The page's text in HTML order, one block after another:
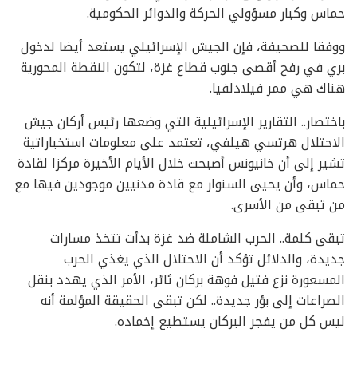
حماس وكبار مسؤولي الحركة والدوائر الحكومية.
ووفقا للصحيفة، فإن الجيش الإسرائيلي يستعد أيضا لدخول
بري في رفح أقصى جنوب قطاع غزة، لتكون النقطة المحورية
هناك هي ممر فيلادلفيا.
باختصار.. التقارير الإسرائيلية التي وضعها رئيس أركان جيش
الاحتلال هرتسي هيلفي، تعتمد على معلومات استخباراتية
تشير إلى أن خانيونس أصبحت خلال الأيام الأخيرة مركزا لقادة
حماس، وأن يحيى السنوار مع قادة مدنيين موجودين فيها مع
من تبقى من الأسرى.
تبقى كلمة.. الحرب الشاملة ضد غزة بدأت تتخذ مسارات
جديدة، والدلائل تؤكد أن الاحتلال الذي يغذي الحرب
المسعورة نزع فتيل فوهة بركان ثائر، الأمر الذي يهدد بنقل
الصراعات إلى بؤر جديدة.. لكن تبقى الحقيقة المؤلمة أنه
ليس كل من يفجر البركان يستطيع إخماده.